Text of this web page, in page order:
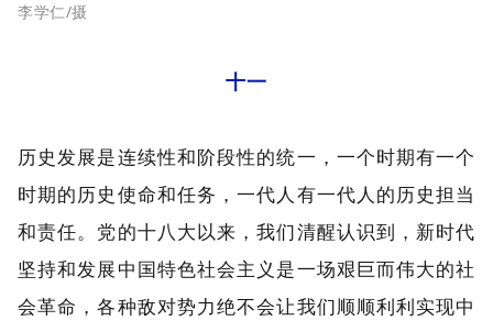
李学仁/摄
十一
历史发展是连续性和阶段性的统一，一个时期有一个
时期的历史使命和任务，一代人有一代人的历史担当
和责任。党的十八大以来，我们清醒认识到，新时代
坚持和发展中国特色社会主义是一场艰巨而伟大的社
会革命，各种敌对势力绝不会让我们顺顺利利实现中